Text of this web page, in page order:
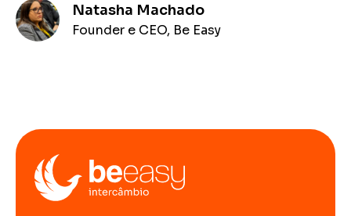
Natasha Machado
Founder e CEO, Be Easy